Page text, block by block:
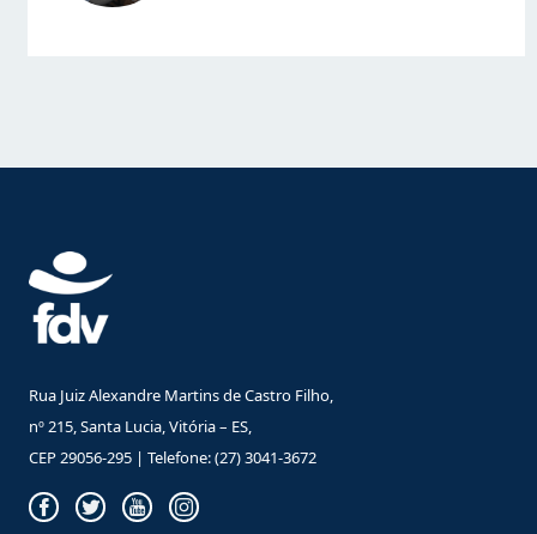
Rua Juiz Alexandre Martins de Castro Filho,
nº 215, Santa Lucia, Vitória – ES,
CEP 29056-295 | Telefone: (27) 3041-3672